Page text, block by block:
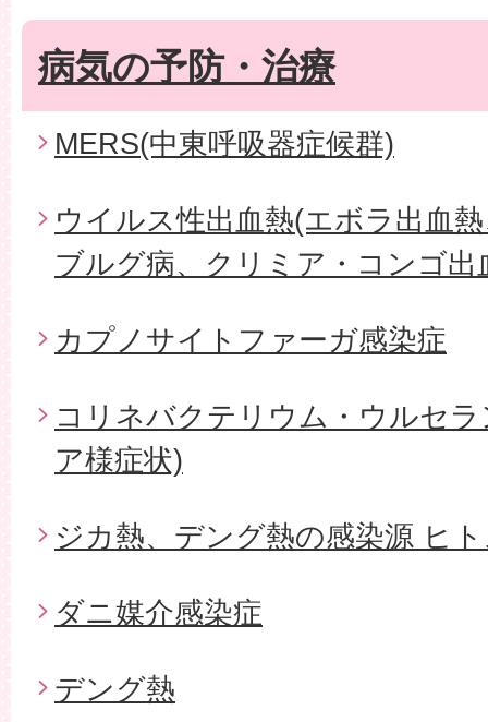
病気の予防・治療
MERS(中東呼吸器症候群)
ウイルス性出血熱(エボラ出血
ブルグ病、クリミア・コンゴ出
カプノサイトファーガ感染症
コリネバクテリウム・ウルセ
ア様症状)
ジカ熱、デング熱の感染源 ヒ
ダニ媒介感染症
デング熱